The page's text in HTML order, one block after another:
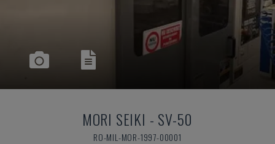
MORI SEIKI - SV-50
RO-MIL-MOR-1997-00001